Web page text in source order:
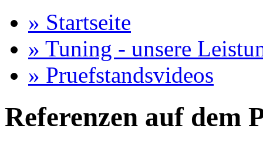
» Startseite
» Tuning - unsere
» Pruefstandsvideos
Referenzen auf dem